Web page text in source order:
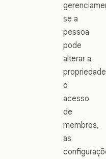
se a
pessoa
pode
alterar a
o
acesso
de
membros,
as